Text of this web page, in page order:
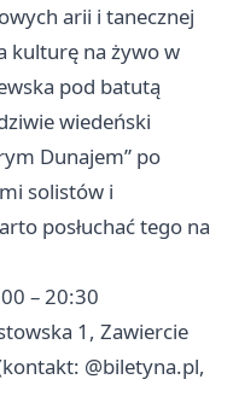
arii i tanecznej
kulturę na żywo w
pod batutą
wiedeński
Dunajem” po
solistów i
posłuchać tego na
– 20:30
1, Zawiercie
@biletyna.pl,